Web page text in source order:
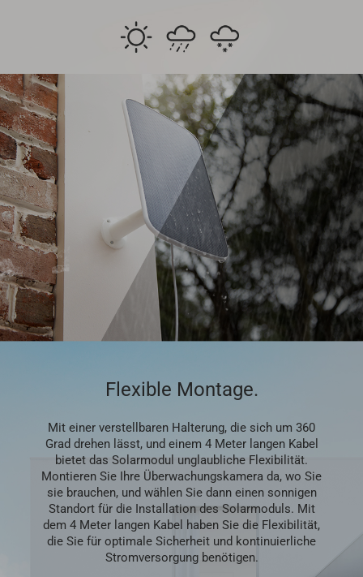
Flexible Montage.
Mit einer verstellbaren Halterung, die sich um 360
Grad drehen lässt, und einem 4 Meter langen Kabel
bietet das Solarmodul unglaubliche Flexibilität.
Montieren Sie Ihre Überwachungskamera da, wo Sie
sie brauchen, und wählen Sie dann einen sonnigen
Standort für die Installation des Solarmoduls. Mit
dem 4 Meter langen Kabel haben Sie die Flexibilität,
die Sie für optimale Sicherheit und kontinuierliche
Stromversorgung benötigen.